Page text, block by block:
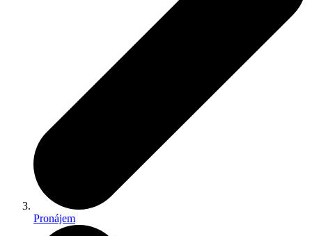
Pronájem